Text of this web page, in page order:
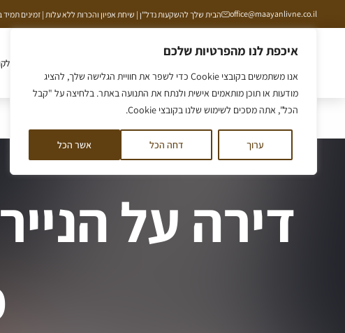
איכפת לנו מהפרטיות שלכם
אנו משתמשים בקובצי Cookie כדי לשפר את חוויית הגלישה שלך, להציג
מודעות או תוכן מותאמים אישית ולנתח את התנועה באתר. בלחיצה על "קבל
הכל", אתה מסכים לשימוש שלנו בקובצי Cookie.
ערוך דחה הכל אשר הכל
לתוכן
office@maayanlivne.co.il הבית שלך להשקעות נדל"ן | שיחת אפיון והכרות ללא עלות | זמינים תמיד ב 055-
דף הבית/דירה על הנייר: היתרונות, החסרונות וכל מה שביניהם
דירה על